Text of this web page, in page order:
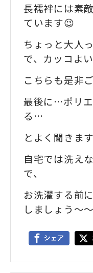
長襦袢には素
ています😉
ちょっと大人
で、カッコよ
こちらも是非
最後に…ポリ
る…
とよく聞きます
自宅では洗え
で、
お洗濯する前
しましょう〜